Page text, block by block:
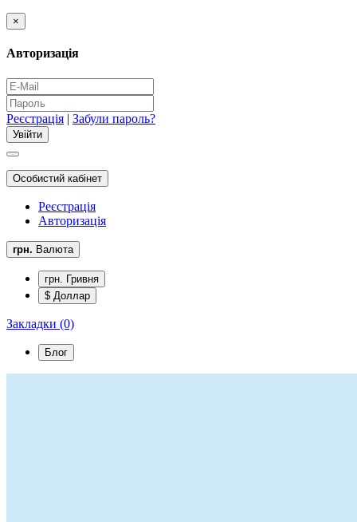
×
Авторизація
Реєстрація | Забули пароль?
Особистий кабінет
Реєстрація
Авторизація
грн. Валюта
грн. Гривня
$ Доллар
Закладки (0)
Блог